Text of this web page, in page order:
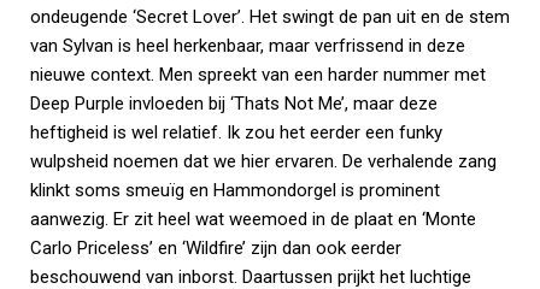
ondeugende ‘Secret Lover’. Het swingt de pan uit en de stem
van Sylvan is heel herkenbaar, maar verfrissend in deze
nieuwe context. Men spreekt van een harder nummer met
Deep Purple invloeden bij ‘Thats Not Me’, maar deze
heftigheid is wel relatief. Ik zou het eerder een funky
wulpsheid noemen dat we hier ervaren. De verhalende zang
klinkt soms smeuïg en Hammondorgel is prominent
aanwezig. Er zit heel wat weemoed in de plaat en ‘Monte
Carlo Priceless’ en ‘Wildfire’ zijn dan ook eerder
beschouwend van inborst. Daartussen prijkt het luchtige